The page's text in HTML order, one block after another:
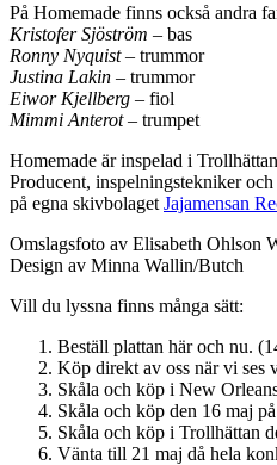
På Homemade finns också andra
Kristofer Sjöström – bas
Ronny Nyquist– trummor
Justina Lakin – trummor
Eiwor Kjellberg – fiol
Mimmi Anterot– trumpet
Homemade är inspelad i
Producent, inspelningstekniker
på egna skivbolaget Jajamensan
Omslagsfoto av Elisabeth Ohlson
Design av Minna Wallin/Butch
Vill du lyssna finns många sätt:
Beställ plattan här och nu.
Köp direkt av oss när vi ses
Skåla och köp i New
Skåla och köp den 16 maj
Skåla och köp i Trollhättan
Vänta till 21 maj då hela